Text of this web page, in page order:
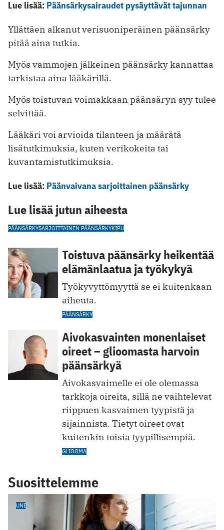
Lue lisää: Päänsärkysairaudet pysäyttävät tajunnan
Yllättäen alkanut verisuoniperäinen päänsärky
pitää aina tutkia.
Myös vammojen jälkeinen päänsärky kannattaa
tarkistaa aina lääkärillä.
Myös toistuvan voimakkaan päänsäryn syy tulee
selvittää.
Lääkäri voi arvioida tilanteen ja määrätä
lisätutkimuksia, kuten verikokeita tai
kuvantamistutkimuksia.
Lue lisää: Päänvaivana sarjoittainen päänsärky
Lue lisää jutun aiheesta
PÄÄNSÄRKYSARJOITTAINEN PÄÄNSÄRKYKIPU
Toistuva päänsärky heikentää
elämänlaatua ja työkykyä
Työkyvyttömyyttä se ei kuitenkaan
aiheuta.
PÄÄNSÄRKY
Aivokasvainten monenlaiset
oireet – glioomasta harvoin
päänsärkyä
Aivokasvaimelle ei ole olemassa
tarkkoja oireita, sillä ne vaihtelevat
riippuen kasvaimen tyypistä ja
sijainnista. Tietyt oireet ovat
kuitenkin toisia tyypillisempiä.
GLIOOMA
Suosittelemme
UNI